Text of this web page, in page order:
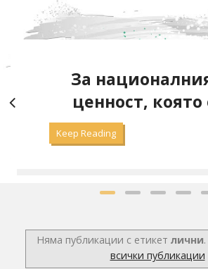
За
ценност, която
Keep Reading
Няма публикации с етикетлични.
всички публикации